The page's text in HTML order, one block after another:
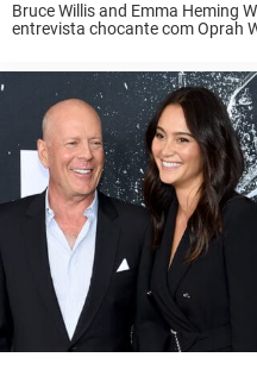
Bruce Willis and Emma Heming
entrevista chocante com Oprah